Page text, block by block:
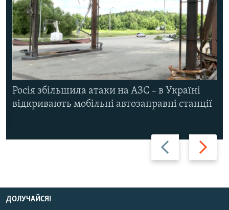
Назад Вперед
Росія збільшила атаки на АЗС – в Україні
відкривають мобільні автозаправні станції
ДОЛУЧАЙСЯ!